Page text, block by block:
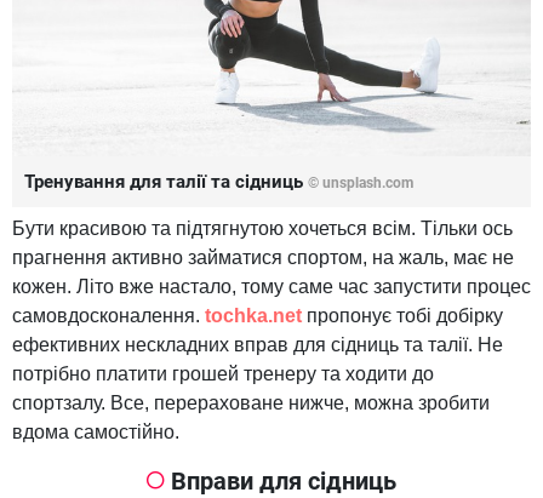
Тренування для талії та сідниць © unsplash.com
Бути красивою та підтягнутою хочеться всім. Тільки ось
прагнення активно займатися спортом, на жаль, має не
кожен. Літо вже настало, тому саме час запустити процес
самовдосконалення. tochka.net пропонує тобі добірку
ефективних нескладних вправ для сідниць та талії. Не
потрібно платити грошей тренеру та ходити до
спортзалу. Все, перераховане нижче, можна зробити
вдома самостійно.
Вправи для сідниць